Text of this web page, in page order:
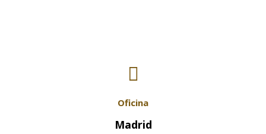
Oficina
Madrid